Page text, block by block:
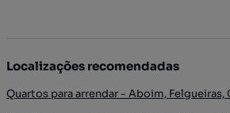
Localizações recomendadas
Quartos para arrendar - Aboim, Felgueiras,